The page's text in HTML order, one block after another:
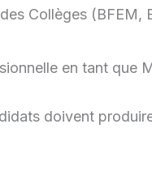
Collèges (BFEM,
en tant que
doivent